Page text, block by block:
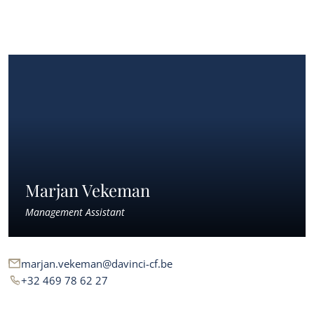
Marjan Vekeman
Management Assistant
marjan.vekeman@davinci-cf.be
+32 469 78 62 27